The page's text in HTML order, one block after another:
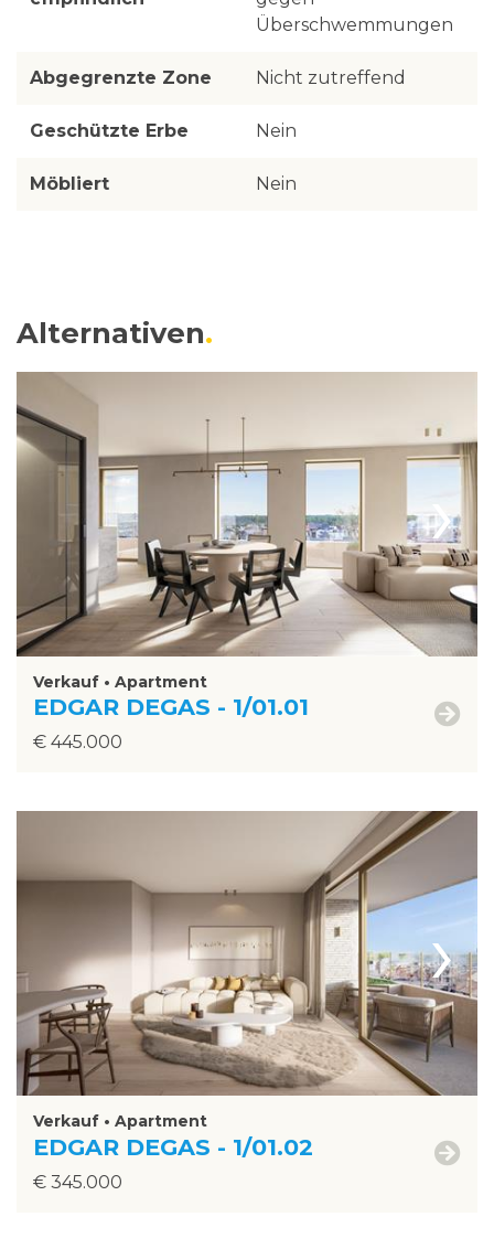
Überschwemmungen
Abgegrenzte Zone Nicht zutreffend
Geschützte Erbe Nein
Möbliert Nein
Alternativen
›
Verkauf • Apartment
EDGAR DEGAS - 1/01.01
€ 445.000
›
Verkauf • Apartment
EDGAR DEGAS - 1/01.02
€ 345.000